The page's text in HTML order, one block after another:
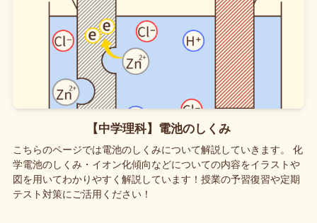
【中学理科】電池のしくみ
こちらのページでは電池のしくみについて解説していきます。 化
学電池のしくみ・イオン化傾向などについての内容をイラストや
図を用いてわかりやすく解説しています！授業の予習復習や定期
テスト対策にご活用ください！